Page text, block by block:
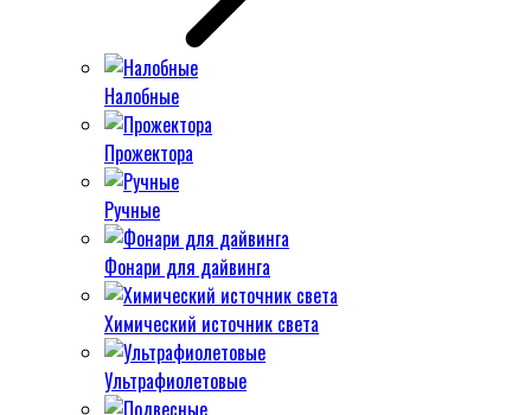
Налобные
Прожектора
Ручные
Фонари для дайвинга
Химический источник света
Ультрафиолетовые